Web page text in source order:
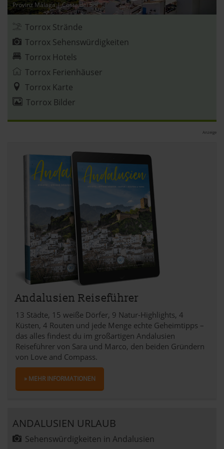
Datenschutzerklärung
Provinz Málaga|Costa del Sol
Torrox Strände
Torrox Sehenswürdigkeiten
Torrox Hotels
Torrox Ferienhäuser
Torrox Karte
Torrox Bilder
Anzeige
Andalusien Reiseführer
13 Städte, 15 weiße Dörfer, 9 Natur-Highlights, 4
Küsten, 4 Routen und jede Menge echte Geheimtipps –
das alles findest du im großartigen Andalusien
Reiseführer von Sara und Marco, den beiden Gründern
von Love and Compass.
» MEHR INFORMATIONEN
ANDALUSIEN URLAUB
Sehenswürdigkeiten in Andalusien